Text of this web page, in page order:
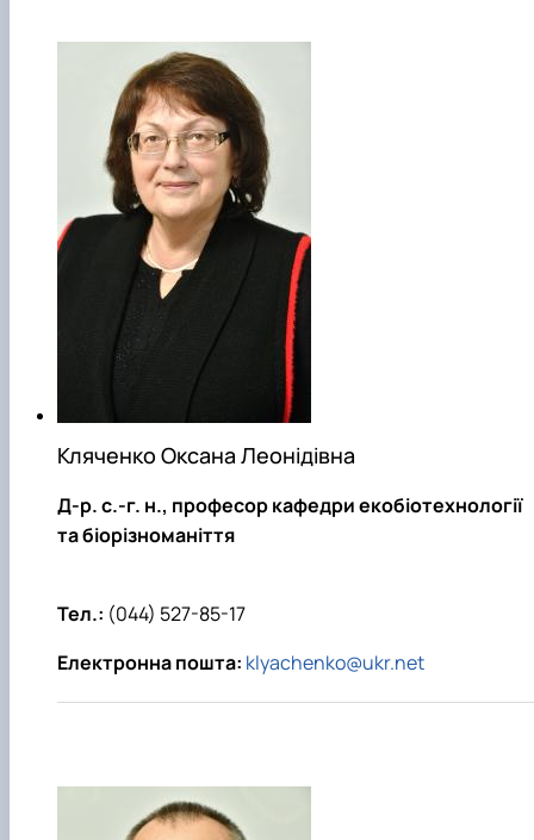
Кляченко Оксана Леонідівна
Д-р. с.-г. н., професор кафедри екобіотехнології
та біорізноманіття
Тел.: (044) 527-85-17
Електронна пошта: klyachenko@ukr.net